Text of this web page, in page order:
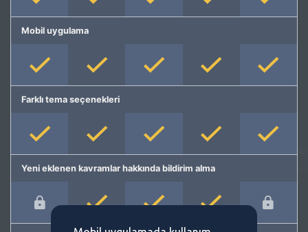
Mobil uygulama
Farklı tema seçenekleri
Yeni eklenen kavramlar hakkında bildirim alma